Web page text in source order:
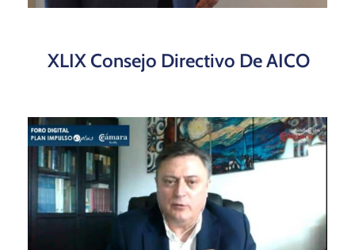
XLIX Consejo Directivo De AICO